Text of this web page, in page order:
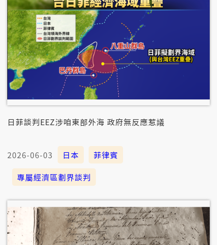
日菲談判EEZ涉咱東部外海 政府無反應惹議
2026-06-03 日本
菲律賓
專屬經濟區劃界談判